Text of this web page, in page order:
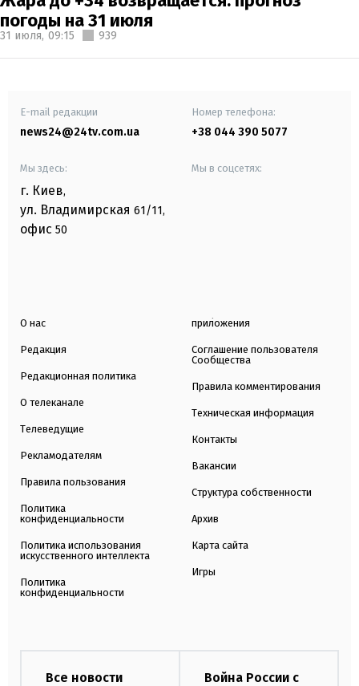
погоды на 31 июля
31 июля, 09:15 939
E-mail редакции
news24@24tv.com.ua
Номер телефона:
+38 044 390 5077
Мы здесь:
г. Киев,
ул. Владимирская 61/11,
офис 50
Мы в соцсетях:
О нас
Редакция
Редакционная политика
О телеканале
Телеведущие
Рекламодателям
Правила пользования
Политика
конфиденциальности
Политика использования
искусственного интеллекта
Политика
конфиденциальности
приложения
Соглашение пользователя
Сообщества
Правила комментирования
Техническая информация
Контакты
Вакансии
Структура собственности
Архив
Карта сайта
Игры
Все новости
Война России с